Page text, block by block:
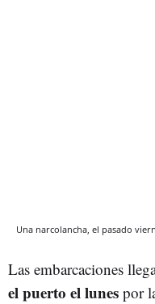
Una narcolancha, el pasado
Las embarcaciones
el puerto el lunes por